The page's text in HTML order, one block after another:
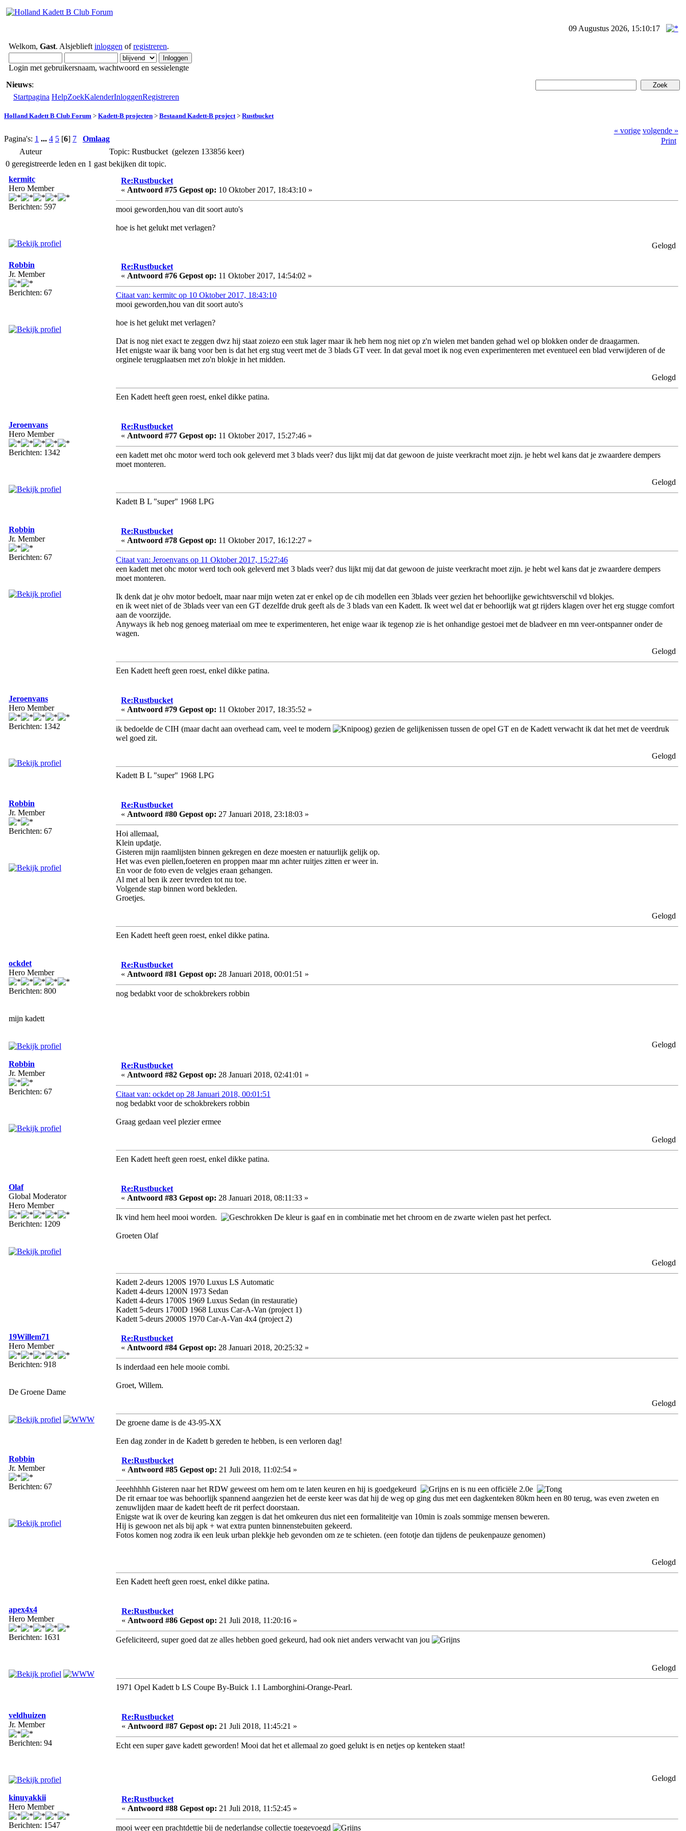
09 Augustus 2026, 15:10:17
Welkom, Gast. Alsjeblieft inloggen ofregistreren.
Login met gebruikersnaam, wachtwoord en sessielengte
Nieuws:
Startpagina HelpZoekKalenderInloggenRegistreren
Holland Kadett B Club Forum > Kadett-B projecten > Bestaand Kadett-B project > Rustbucket
Pagina's: 1 ... 4 5 [6] 7 Omlaag
« vorige volgende »
Print
Auteur
Topic: Rustbucket (gelezen 133856 keer)
0 geregistreerde leden en 1 gast bekijken dit topic.
kermitc
Hero Member
Berichten: 597
Re:Rustbucket
« Antwoord #75 Gepost op: 10 Oktober 2017, 18:43:10 »
mooi geworden,hou van dit soort auto's
hoe is het gelukt met verlagen?
Gelogd
Robbin
Jr. Member
Berichten: 67
Re:Rustbucket
« Antwoord #76 Gepost op: 11 Oktober 2017, 14:54:02 »
Citaat van: kermitc op 10 Oktober 2017, 18:43:10
mooi geworden,hou van dit soort auto's
hoe is het gelukt met verlagen?
Dat is nog niet exact te zeggen dwz hij staat zoiezo een stuk lager maar ik heb hem nog niet op z'n wielen met banden gehad wel op blokken onder de draagarmen.
Het enigste waar ik bang voor ben is dat het erg stug veert met de 3 blads GT veer. In dat geval moet ik nog even experimenteren met eventueel een blad verwijderen of de
orginele terugplaatsen met zo'n blokje in het midden.
Gelogd
Een Kadett heeft geen roest, enkel dikke patina.
Jeroenvans
Hero Member
Berichten: 1342
Re:Rustbucket
« Antwoord #77 Gepost op: 11 Oktober 2017, 15:27:46 »
een kadett met ohc motor werd toch ook geleverd met 3 blads veer? dus lijkt mij dat dat gewoon de juiste veerkracht moet zijn. je hebt wel kans dat je zwaardere dempers
moet monteren.
Gelogd
Kadett B L "super" 1968 LPG
Robbin
Jr. Member
Berichten: 67
Re:Rustbucket
« Antwoord #78 Gepost op: 11 Oktober 2017, 16:12:27 »
Citaat van: Jeroenvans op 11 Oktober 2017, 15:27:46
een kadett met ohc motor werd toch ook geleverd met 3 blads veer? dus lijkt mij dat dat gewoon de juiste veerkracht moet zijn. je hebt wel kans dat je zwaardere dempers
moet monteren.
Ik denk dat je ohv motor bedoelt, maar naar mijn weten zat er enkel op de cih modellen een 3blads veer gezien het behoorlijke gewichtsverschil vd blokjes.
en ik weet niet of de 3blads veer van een GT dezelfde druk geeft als de 3 blads van een Kadett. Ik weet wel dat er behoorlijk wat gt rijders klagen over het erg stugge comfort
aan de voorzijde.
Anyways ik heb nog genoeg materiaal om mee te experimenteren, het enige waar ik tegenop zie is het onhandige gestoei met de bladveer en mn veer-ontspanner onder de
wagen.
Gelogd
Een Kadett heeft geen roest, enkel dikke patina.
Jeroenvans
Hero Member
Berichten: 1342
Re:Rustbucket
« Antwoord #79 Gepost op: 11 Oktober 2017, 18:35:52 »
ik bedoelde de CIH (maar dacht aan overhead cam, veel te modern
) gezien de gelijkenissen tussen de opel GT en de Kadett verwacht ik dat het met de veerdruk
wel goed zit.
Gelogd
Kadett B L "super" 1968 LPG
Robbin
Jr. Member
Berichten: 67
Re:Rustbucket
« Antwoord #80 Gepost op: 27 Januari 2018, 23:18:03 »
Hoi allemaal,
Klein updatje.
Gisteren mijn raamlijsten binnen gekregen en deze moesten er natuurlijk gelijk op.
Het was even piellen,foeteren en proppen maar mn achter ruitjes zitten er weer in.
En voor de foto even de velgjes eraan gehangen.
Al met al ben ik zeer tevreden tot nu toe.
Volgende stap binnen word bekleden.
Groetjes.
Gelogd
Een Kadett heeft geen roest, enkel dikke patina.
ockdet
Hero Member
Berichten: 800
mijn kadett
Re:Rustbucket
« Antwoord #81 Gepost op: 28 Januari 2018, 00:01:51 »
nog bedabkt voor de schokbrekers robbin
Gelogd
Robbin
Jr. Member
Berichten: 67
Re:Rustbucket
« Antwoord #82 Gepost op: 28 Januari 2018, 02:41:01 »
Citaat van: ockdet op 28 Januari 2018, 00:01:51
nog bedabkt voor de schokbrekers robbin
Graag gedaan veel plezier ermee
Gelogd
Een Kadett heeft geen roest, enkel dikke patina.
Olaf
Global Moderator
Hero Member
Berichten: 1209
Re:Rustbucket
« Antwoord #83 Gepost op: 28 Januari 2018, 08:11:33 »
Ik vind hem heel mooi worden. De kleur is gaaf en in combinatie met het chroom en de zwarte wielen past het perfect.
Groeten Olaf
Gelogd
Kadett 2-deurs 1200S 1970 Luxus LS Automatic
Kadett 4-deurs 1200N 1973 Sedan
Kadett 4-deurs 1700S 1969 Luxus Sedan (in restauratie)
Kadett 5-deurs 1700D 1968 Luxus Car-A-Van (project 1)
Kadett 5-deurs 2000S 1970 Car-A-Van 4x4 (project 2)
19Willem71
Hero Member
Berichten: 918
De Groene Dame
Re:Rustbucket
« Antwoord #84 Gepost op: 28 Januari 2018, 20:25:32 »
Is inderdaad een hele mooie combi.
Groet, Willem.
Gelogd
De groene dame is de 43-95-XX
Een dag zonder in de Kadett b gereden te hebben, is een verloren dag!
Robbin
Jr. Member
Berichten: 67
Re:Rustbucket
« Antwoord #85 Gepost op: 21 Juli 2018, 11:02:54 »
Jeeehhhhh Gisteren naar het RDW geweest om hem om te laten keuren en hij is goedgekeurd
en is nu een officiële 2.0e
De rit ernaar toe was behoorlijk spannend aangezien het de eerste keer was dat hij de weg op ging dus met een dagkenteken 80km heen en 80 terug, was even zweten en
zenuwlijden maar de kadett heeft de rit perfect doorstaan.
Enigste wat ik over de keuring kan zeggen is dat het omkeuren dus niet een formaliteitje van 10min is zoals sommige mensen beweren.
Hij is gewoon net als bij apk + wat extra punten binnenstebuiten gekeerd.
Fotos komen nog zodra ik een leuk urban plekkje heb gevonden om ze te schieten. (een fototje dan tijdens de peukenpauze genomen)
Gelogd
Een Kadett heeft geen roest, enkel dikke patina.
apex4x4
Hero Member
Berichten: 1631
Re:Rustbucket
« Antwoord #86 Gepost op: 21 Juli 2018, 11:20:16 »
Gefeliciteerd, super goed dat ze alles hebben goed gekeurd, had ook niet anders verwacht van jou
Gelogd
1971 Opel Kadett b LS Coupe By-Buick 1.1 Lamborghini-Orange-Pearl.
veldhuizen
Jr. Member
Berichten: 94
Re:Rustbucket
« Antwoord #87 Gepost op: 21 Juli 2018, 11:45:21 »
Echt een super gave kadett geworden! Mooi dat het et allemaal zo goed gelukt is en netjes op kenteken staat!
Gelogd
kinuyakkii
Hero Member
Berichten: 1547
Re:Rustbucket
« Antwoord #88 Gepost op: 21 Juli 2018, 11:52:45 »
mooi weer een prachtdettje bij de nederlandse collectie toegevoegd